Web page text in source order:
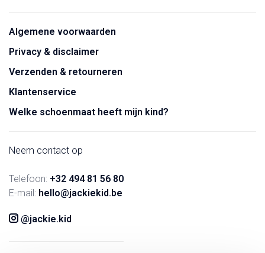
Algemene voorwaarden
Privacy & disclaimer
Verzenden & retourneren
Klantenservice
Welke schoenmaat heeft mijn kind?
Neem contact op
Telefoon: +32 494 81 56 80
E-mail: hello@jackiekid.be
@jackie.kid